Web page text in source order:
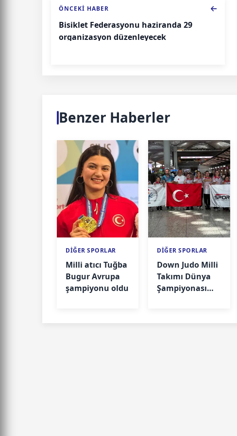
ÖNCEKI HABER
Bisiklet Federasyonu haziranda 29
organizasyon düzenleyecek
Benzer Haberler
DİĞER SPORLAR
Milli atıcı Tuğba
Bugur Avrupa
şampiyonu oldu
DİĞER SPORLAR
Down Judo Milli
Takımı Dünya
Şampiyonası